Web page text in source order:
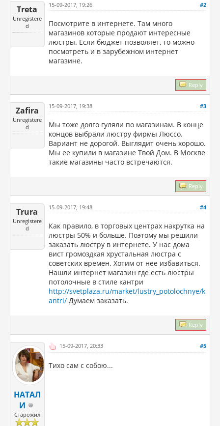
Treta
Unregistere
d
#2
15-09-2017, 19:26
Посмотрите в интернете. Там много
магазинов которые продают интересные
люстры. Если бюджет позволяет, то можно
посмотреть и в зарубежном интернет
магазине.
Reply
Zafira
Unregistere
d
#3
15-09-2017, 19:38
Мы тоже долго гуляли по магазинам. В конце
концов выбрали люстру фирмы Люссо.
Вариант не дорогой. Выглядит очень хорошо.
Мы ее купили в магазине Твой Дом. В Москве
такие магазины часто встречаются.
Reply
Trura
Unregistere
d
#4
15-09-2017, 19:48
Как правило, в торговых центрах накрутка на
люстры 50% и больше. Поэтому мы решили
заказать люстру в интернете. У нас дома
вист громоздкая хрустальная люстра с
советских времен. Хотим от нее избавиться.
Нашли интернет магазин где есть люстры
потолочные в стиле кантри
http://svetplaza.ru/market/lustry_potolochnye/k
antri/ Думаем заказать.
Reply
НАТАЛ
И
Старожил
#5
15-09-2017, 20:33
Тихо сам с собою...